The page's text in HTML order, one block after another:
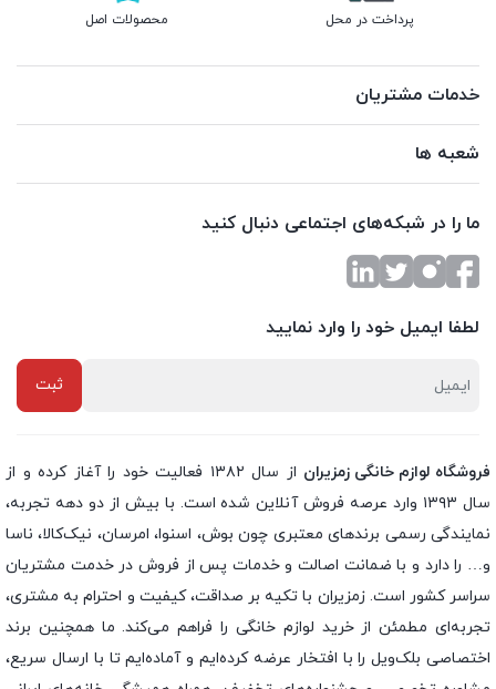
پرداخت در محل محصولات اصل
خدمات مشتریان
شعبه ها
ما را در شبکه‌های اجتماعی دنبال کنید
لطفا ایمیل خود را وارد نمایید
فروشگاه لوازم خانگی زمزیران
از سال ۱۳۸۲ فعالیت خود را آغاز کرده و از
سال ۱۳۹۳ وارد عرصه فروش آنلاین شده است. با بیش از دو دهه تجربه،
نمایندگی رسمی برندهای معتبری چون بوش، اسنوا، امرسان، نیک‌کالا، ناسا
و… را دارد و با ضمانت اصالت و خدمات پس از فروش در خدمت مشتریان
سراسر کشور است. زمزیران با تکیه بر صداقت، کیفیت و احترام به مشتری،
تجربه‌ای مطمئن از خرید لوازم خانگی را فراهم می‌کند. ما همچنین برند
اختصاصی بلک‌ویل را با افتخار عرضه کرده‌ایم و آماده‌ایم تا با ارسال سریع،